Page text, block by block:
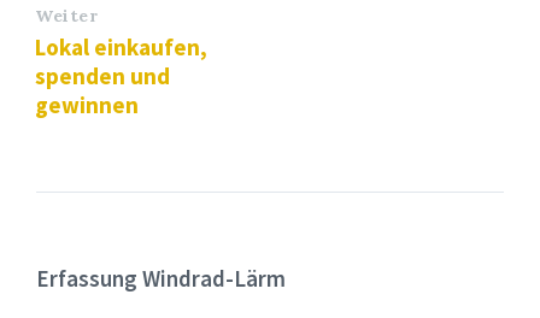
Weiter
Lokal einkaufen,
spenden und
gewinnen
Erfassung Windrad-Lärm